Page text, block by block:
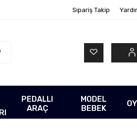
Sipariş Takip
PEDALLI
ARAÇ
MODEL
BEBEK